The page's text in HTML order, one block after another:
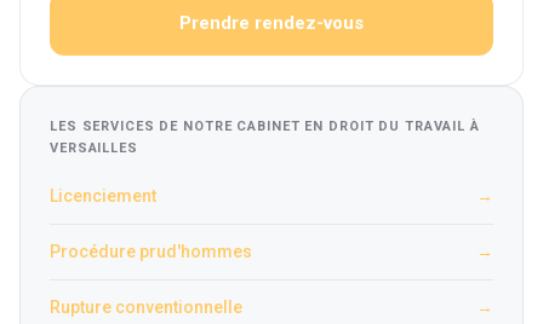
Prendre rendez-vous
LES SERVICES DE NOTRE CABINET EN DROIT DU TRAVAIL À
VERSAILLES
Licenciement →
Procédure prud'hommes →
Rupture conventionnelle →